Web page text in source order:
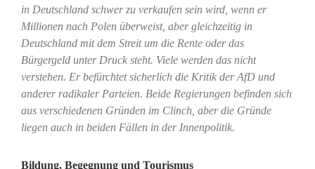
in Deutschland schwer zu verkaufen sein wird, wenn er
Millionen nach Polen überweist, aber gleichzeitig in
Deutschland mit dem Streit um die Rente oder das
Bürgergeld unter Druck steht. Viele werden das nicht
verstehen. Er befürchtet sicherlich die Kritik der AfD und
anderer radikaler Parteien. Beide Regierungen befinden sich
aus verschiedenen Gründen im Clinch, aber die Gründe
liegen auch in beiden Fällen in der Innenpolitik.
Bildung, Begegnung und Tourismus